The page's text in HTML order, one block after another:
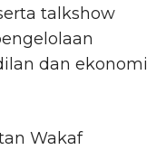
talkshow
dan ekonomi
Wakaf